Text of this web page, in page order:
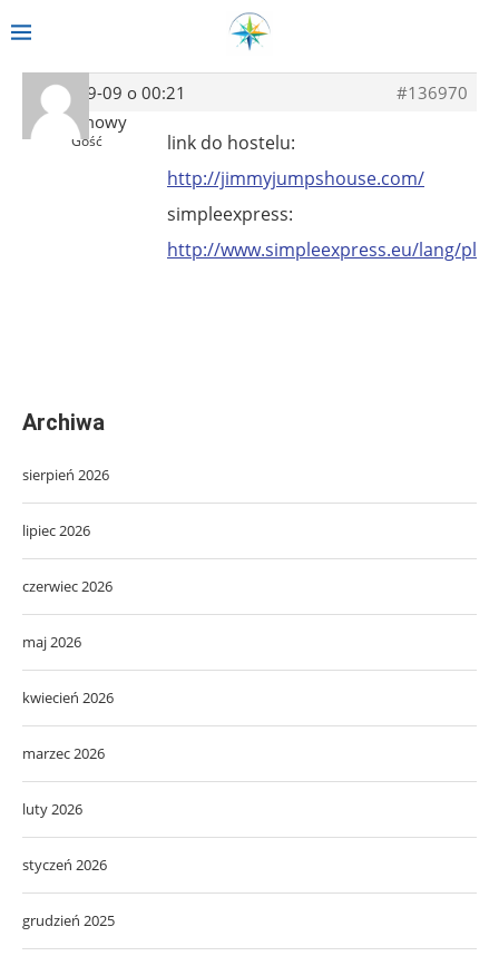
2013-09-09 o 00:21
#136970
Anonimowy
Gość
link do hostelu:
http://jimmyjumpshouse.com/
simpleexpress:
http://www.simpleexpress.eu/lang/pl/
Archiwa
sierpień 2026
lipiec 2026
czerwiec 2026
maj 2026
kwiecień 2026
marzec 2026
luty 2026
styczeń 2026
grudzień 2025